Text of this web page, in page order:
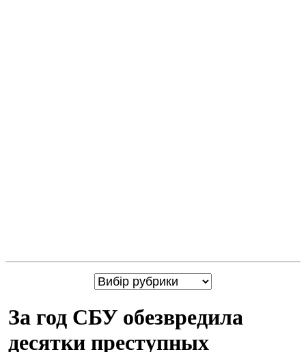
За год СБУ обезвредила
десятки преступных